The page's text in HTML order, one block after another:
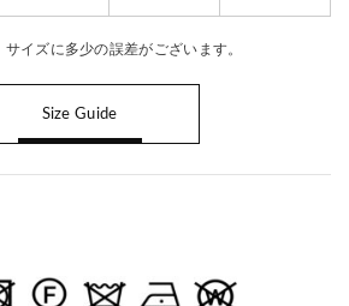
イズに多少の誤差がございます。
Size Guide